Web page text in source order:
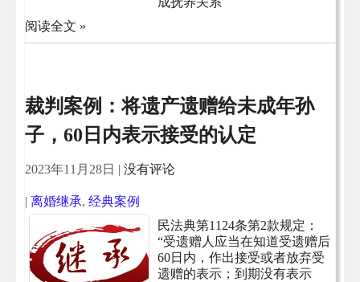
阅读全文 »
裁判案例：将遗产遗赠给未成年孙
子，60日内表示接受的认定
2023年11月28日 | 没有评论
| 离婚继承, 经典案例
民法典第1124条第2款规定：
“受遗赠人应当在知道受遗赠后
60日内，作出接受或者放弃受
遗赠的表示；到期没有表示